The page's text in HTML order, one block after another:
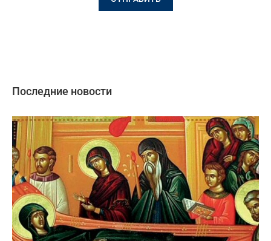
Последние новости